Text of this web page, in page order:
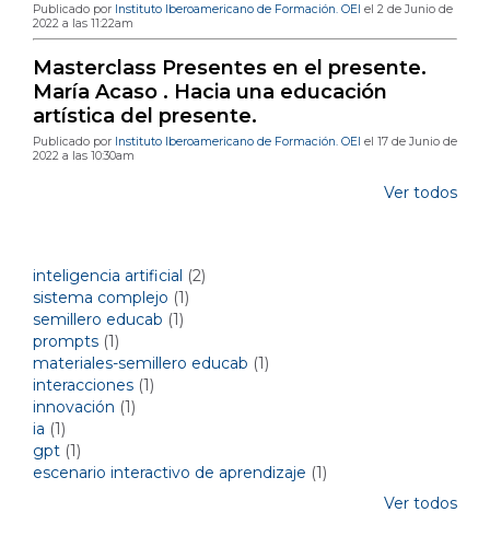
Publicado por Instituto Iberoamericano de Formación. OEI el 2 de Junio de
2022 a las 11:22am
Masterclass Presentes en el presente.
María Acaso . Hacia una educación
artística del presente.
Publicado por Instituto Iberoamericano de Formación. OEI el 17 de Junio de
2022 a las 10:30am
Ver todos
inteligencia artificial (2)
sistema complejo (1)
semillero educab (1)
prompts (1)
materiales-semillero educab (1)
interacciones (1)
innovación (1)
ia (1)
gpt (1)
escenario interactivo de aprendizaje (1)
Ver todos